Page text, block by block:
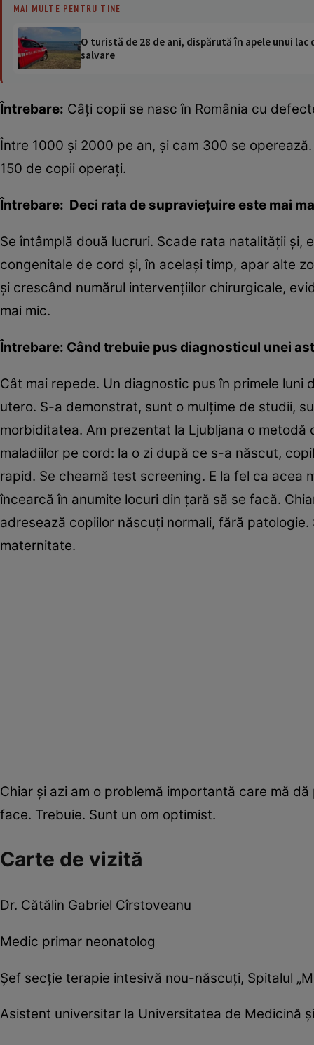
MAI MULTE PENTRU TINE
O turistă de 28 de ani, dispărută în apele unui
salvare
Întrebare: Câţi copii se nasc în România cu
Între 1000 şi 2000 pe an, şi cam 300 se
150 de copii operaţi.
Întrebare: Deci rata de supravieţuire este mai
Se întâmplă două lucruri. Scade rata natalităţii şi,
congenitale de cord şi, în acelaşi timp, apar alte
şi crescând numărul intervenţiilor chirurgicale,
mai mic.
Întrebare: Când trebuie pus diagnosticul unei
Cât mai repede. Un diagnostic pus în primele
utero. S-a demonstrat, sunt o mulţime de studii,
morbiditatea. Am prezentat la Ljubljana o
maladiilor pe cord: la o zi după ce s-a născut,
rapid. Se cheamă test screening. E la fel ca
încearcă în anumite locuri din ţară să se facă.
adresează copiilor născuţi normali, fără
maternitate.
Chiar şi azi am o problemă importantă care mă
face. Trebuie. Sunt un om optimist.
Carte de vizită
Dr. Cătălin Gabriel Cîrstoveanu
Medic primar neonatolog
Şef secţie terapie intesivă nou-născuţi, Spitalul
Asistent universitar la Universitatea de Medicină